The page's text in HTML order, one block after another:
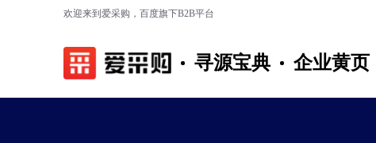
欢迎来到爱采购，百度旗下B2B平台
寻源宝典 企业黄页